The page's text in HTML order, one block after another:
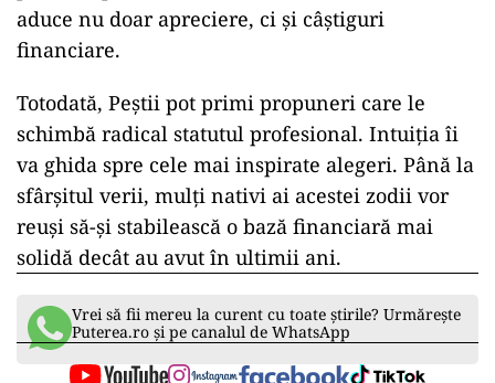
aduce nu doar apreciere, ci și câștiguri
financiare.
Totodată, Peștii pot primi propuneri care le
schimbă radical statutul profesional. Intuiția îi
va ghida spre cele mai inspirate alegeri. Până la
sfârșitul verii, mulți nativi ai acestei zodii vor
reuși să-și stabilească o bază financiară mai
solidă decât au avut în ultimii ani.
Vrei să fii mereu la curent cu toate știrile? Urmărește
Puterea.ro și pe canalul de WhatsApp